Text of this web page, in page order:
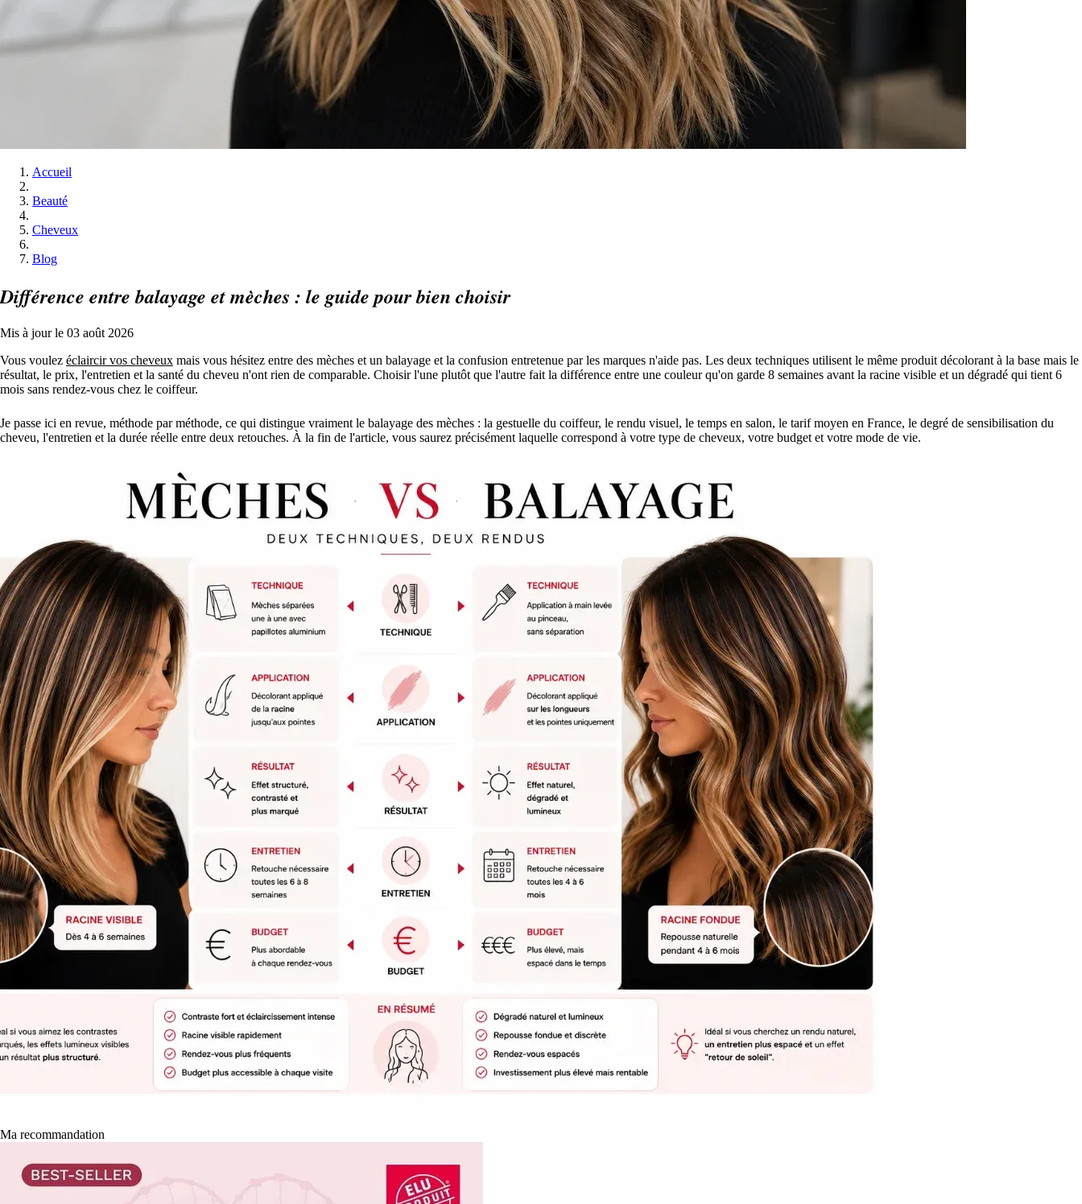
Accueil
Beauté
Cheveux
Blog
Différence entre balayage et mèches : le guide pour bien choisir
Mis à jour le 03 août 2026
Vous voulez éclaircir vos cheveux mais vous hésitez entre des mèches et un balayage et la confusion entretenue par les marques n'aide pas. Les deux techniques utilisent le même produit décolorant à la base mais le
résultat, le prix, l'entretien et la santé du cheveu n'ont rien de comparable. Choisir l'une plutôt que l'autre fait la différence entre une couleur qu'on garde 8 semaines avant la racine visible et un dégradé qui tient 6
mois sans rendez-vous chez le coiffeur.
Je passe ici en revue, méthode par méthode, ce qui distingue vraiment le balayage des mèches : la gestuelle du coiffeur, le rendu visuel, le temps en salon, le tarif moyen en France, le degré de sensibilisation du
cheveu, l'entretien et la durée réelle entre deux retouches. À la fin de l'article, vous saurez précisément laquelle correspond à votre type de cheveux, votre budget et votre mode de vie.
Ma recommandation